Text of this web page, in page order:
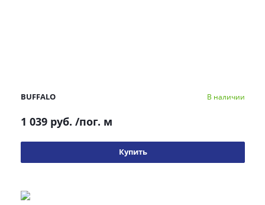
BUFFALO В наличии
1 039 руб. /пог. м
Купить